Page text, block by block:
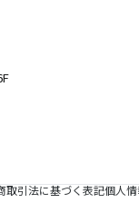
取引法に基づく表記個人